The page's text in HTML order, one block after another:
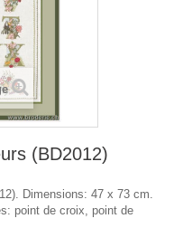
(BD2012)
Dimensions: 47 x 73 cm.
point de croix, point de